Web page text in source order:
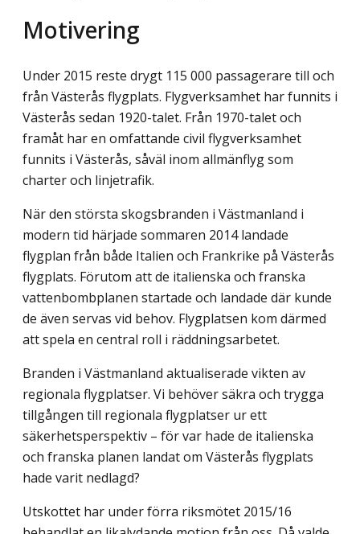
Motivering
Under 2015 reste drygt 115 000 passagerare till och
från Västerås flygplats. Flygverksamhet har funnits i
Västerås sedan 1920-talet. Från 1970-talet och
framåt har en omfattande civil flygverksamhet
funnits i Västerås, såväl inom allmänflyg som
charter och linjetrafik.
När den största skogsbranden i Västmanland i
modern tid härjade sommaren 2014 landade
flygplan från både Italien och Frankrike på Västerås
flygplats. Förutom att de italienska och franska
vattenbombplanen startade och landade där kunde
de även servas vid behov. Flygplatsen kom därmed
att spela en central roll i räddningsarbetet.
Branden i Västmanland aktualiserade vikten av
regionala flygplatser. Vi behöver säkra och trygga
tillgången till regionala flygplatser ur ett
säkerhetsperspektiv – för var hade de italienska
och franska planen landat om Västerås flygplats
hade varit nedlagd?
Utskottet har under förra riksmötet 2015/16